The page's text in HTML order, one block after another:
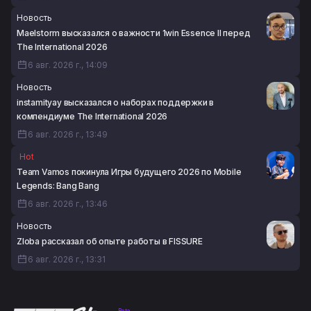
Новость
Maelstorm высказался о важности 1win Essence II перед
The International 2026
6 авг. 2026 г., 14:09
Новость
instamityay высказался о наборах поддержки в
компендиуме The International 2026
6 авг. 2026 г., 13:49
Hot
Team Vamos покинула Игры будущего 2026 по Mobile
Legends: Bang Bang
6 авг. 2026 г., 13:46
Новость
Zloba рассказал об опыте работы в FISSURE
6 авг. 2026 г., 13:31